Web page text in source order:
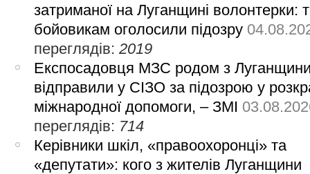
затриманої на Луганщині волонтерки:
бойовикам оголосили підозру
переглядів:2019
Експосадовця МЗС родом з
відправили у СІЗО за підозрою у
міжнародної допомоги, – ЗМІ
переглядів: 714
Керівники шкіл, «правоохоронці» та
«депутати»: кого з жителів Луганщини